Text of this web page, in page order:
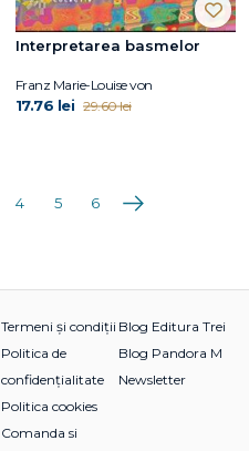
Interpretarea basmelor
Franz Marie-Louise von
17.76 lei 29.60 lei
4 5 6 Următoarea
Termeni și condiții
Politica de
confidențialitate
Politica cookies
Comanda si
Blog Editura Trei
Blog Pandora M
Newsletter